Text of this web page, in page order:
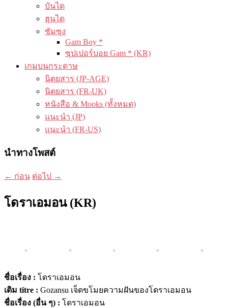
บันได
ฮุนได
ซัมซุง
Gam Boy *
ซุปเปอร์บอย Gam * (KR)
เกมบนกระดาษ
นิตยสาร (JP-AGE)
นิตยสาร (FR-UK)
หนังสือ & Mooks (ทั้งหมด)
แนะนำ (JP)
แนะนำ (FR-US)
นำทางโพสต์
← ก่อน ต่อไป →
โดราเอมอน (KR)
ชื่อเรื่อง : โดราเอมอน
เดิม titre : Gozansu เจ็ดขโมยความฝันของโดราเอมอน
ชื่อเรื่อง (อื่น ๆ) : โดราเอมอน